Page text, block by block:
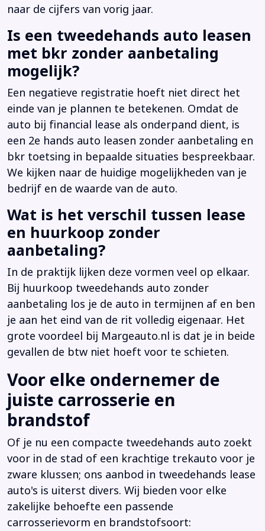
naar de cijfers van vorig jaar.
Is een tweedehands auto leasen
met bkr zonder aanbetaling
mogelijk?
Een negatieve registratie hoeft niet direct het
einde van je plannen te betekenen. Omdat de
auto bij financial lease als onderpand dient, is
een 2e hands auto leasen zonder aanbetaling en
bkr toetsing in bepaalde situaties bespreekbaar.
We kijken naar de huidige mogelijkheden van je
bedrijf en de waarde van de auto.
Wat is het verschil tussen lease
en huurkoop zonder
aanbetaling?
In de praktijk lijken deze vormen veel op elkaar.
Bij huurkoop tweedehands auto zonder
aanbetaling los je de auto in termijnen af en ben
je aan het eind van de rit volledig eigenaar. Het
grote voordeel bij Margeauto.nl is dat je in beide
gevallen de btw niet hoeft voor te schieten.
Voor elke ondernemer de
juiste carrosserie en
brandstof
Of je nu een compacte tweedehands auto zoekt
voor in de stad of een krachtige trekauto voor je
zware klussen; ons aanbod in tweedehands lease
auto's is uiterst divers. Wij bieden voor elke
zakelijke behoefte een passende
carrosserievorm en brandstofsoort: